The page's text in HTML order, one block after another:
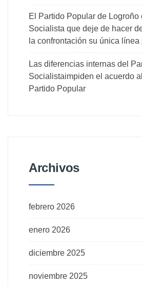
El Partido Popular de Logroño
Socialista que deje de hacer
la confrontación su única línea
Las diferencias internas del
Socialistaimpiden el acuerdo
Partido Popular
Archivos
febrero 2026
enero 2026
diciembre 2025
noviembre 2025